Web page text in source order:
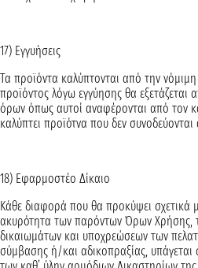
17) Εγγυήσεις
Τα προϊόντα καλύπτονται από την
προϊόντος λόγω εγγύησης θα εξετάζεται
όρων όπως αυτοί αναφέρονται από τον
καλύπτει προϊότνα που δεν
18) Εφαρμοστέο Δίκαιο
Κάθε διαφορά που θα προκύψει σχετικά
ακυρότητα των παρόντων Όρων Χρήσης,
δικαιωμάτων και υποχρεώσεων των
σύμβασης ή/και αδικοπραξίας, υπάγεται